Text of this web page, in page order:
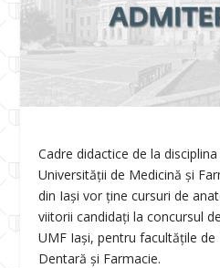
Cadre didactice de la
Universității de Medicină și
din Iași vor ține cursuri de
viitorii candidați la concursul
UMF Iași, pentru facultățile de
Dentară și Farmacie.